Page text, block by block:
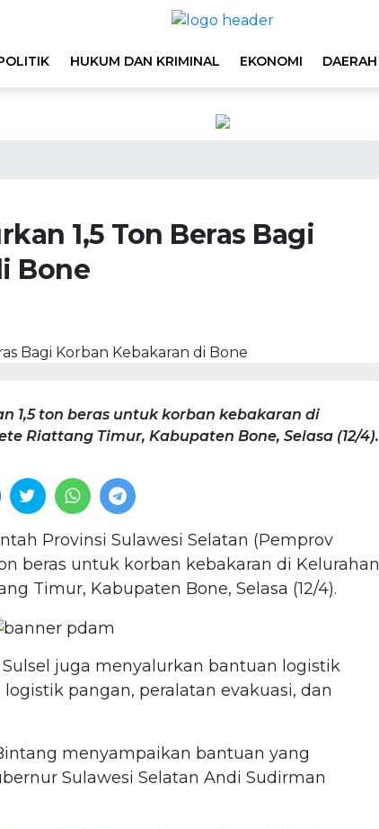
HUKUM DAN KRIMINAL EKONOMI DAERAH
1,5 Ton Beras Bagi
Bone
1,5 ton beras untuk korban kebakaran di
Riattang Timur, Kabupaten Bone, Selasa (12/4).
Provinsi Sulawesi Selatan (Pemprov
beras untuk korban kebakaran di Kelurahan
Timur, Kabupaten Bone, Selasa (12/4).
Sulsel juga menyalurkan bantuan logistik
pangan, peralatan evakuasi, dan
menyampaikan bantuan yang
Sulawesi Selatan Andi Sudirman